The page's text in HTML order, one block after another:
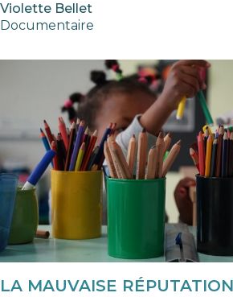
Violette Bellet
Documentaire
LA MAUVAISE RÉPUTATION